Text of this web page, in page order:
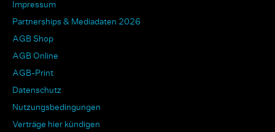
Impressum
Partnerships & Mediadaten 2026
AGB Shop
AGB Online
AGB-Print
Datenschutz
Nutzungsbedingungen
Verträge hier kündigen